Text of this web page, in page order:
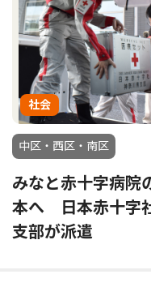
社会
中区・西区・南区
みなと赤十字病院
本へ 日本赤十字
支部が派遣